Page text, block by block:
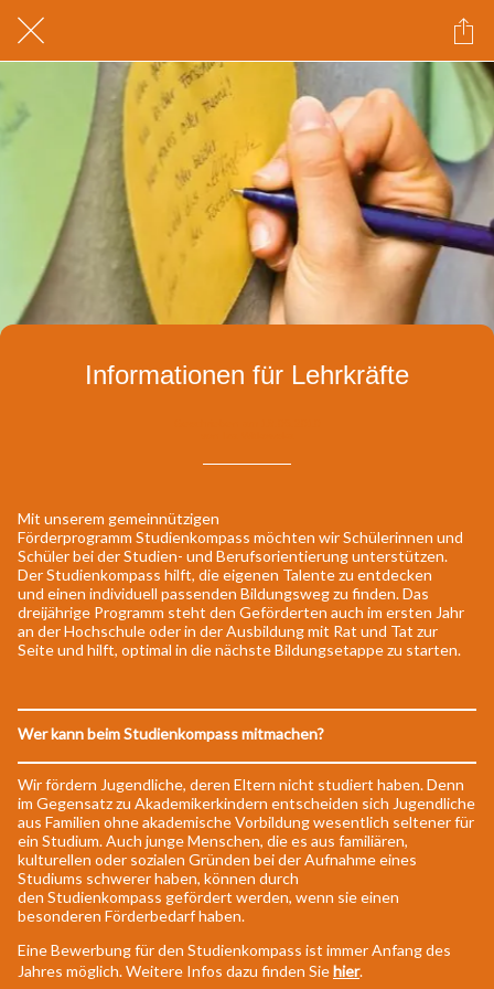
Informationen für Lehrkräfte
Mit unserem gemeinnützigen
Förderprogramm Studienkompass möchten wir Schülerinnen und
Schüler bei der Studien- und Berufsorientierung unterstützen.
Der Studienkompass hilft, die eigenen Talente zu entdecken
und einen individuell passenden Bildungsweg zu finden. Das
dreijährige Programm steht den Geförderten auch im ersten Jahr
an der Hochschule oder in der Ausbildung mit Rat und Tat zur
Seite und hilft, optimal in die nächste Bildungsetappe zu starten.
Wer kann beim Studienkompass mitmachen?
Wir fördern Jugendliche, deren Eltern nicht studiert haben. Denn
im Gegensatz zu Akademikerkindern entscheiden sich Jugendliche
aus Familien ohne akademische Vorbildung wesentlich seltener für
ein Studium. Auch junge Menschen, die es aus familiären,
kulturellen oder sozialen Gründen bei der Aufnahme eines
Studiums schwerer haben, können durch
den Studienkompass gefördert werden, wenn sie einen
besonderen Förderbedarf haben.
Eine Bewerbung für den Studienkompass ist immer Anfang des
Jahres möglich. Weitere Infos dazu finden Siehier.